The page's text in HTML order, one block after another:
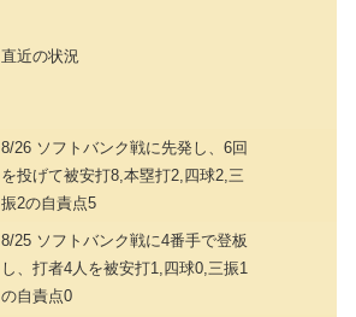
直近の状況
8/26 ソフトバンク戦に先発し、6回
を投げて被安打8,本塁打2,四球2,三
振2の自責点5
8/25 ソフトバンク戦に4番手で登板
し、打者4人を被安打1,四球0,三振1
の自責点0